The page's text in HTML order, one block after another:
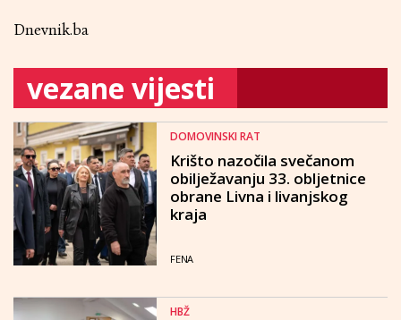
Dnevnik.ba
vezane vijesti
DOMOVINSKI RAT
Krišto nazočila svečanom
obilježavanju 33. obljetnice
obrane Livna i livanjskog
kraja
FENA
HBŽ